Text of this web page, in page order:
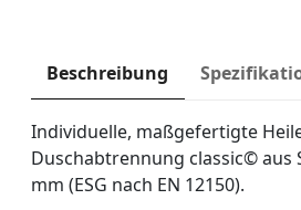
Beschreibung
Individuelle, maßgefertigte
Duschabtrennung classic© aus
mm (ESG nach EN 12150).